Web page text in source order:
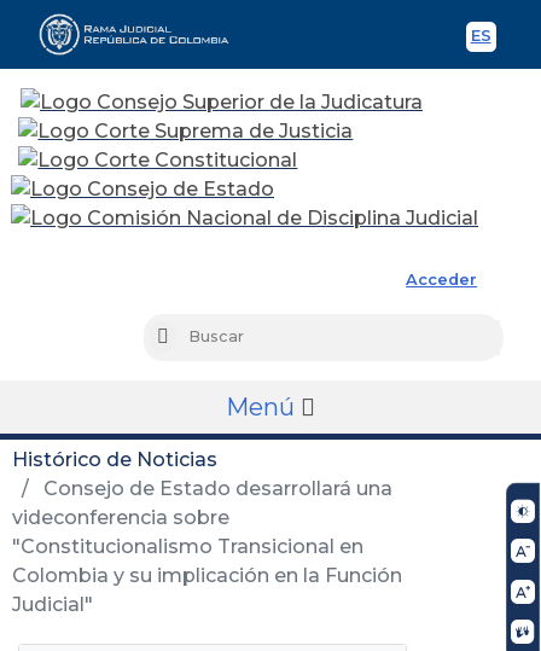
ES
Acceder
Buscar
Menú
Histórico de Noticias
Consejo de Estado desarrollará una
videconferencia sobre
"Constitucionalismo Transicional en
Colombia y su implicación en la Función
Judicial"